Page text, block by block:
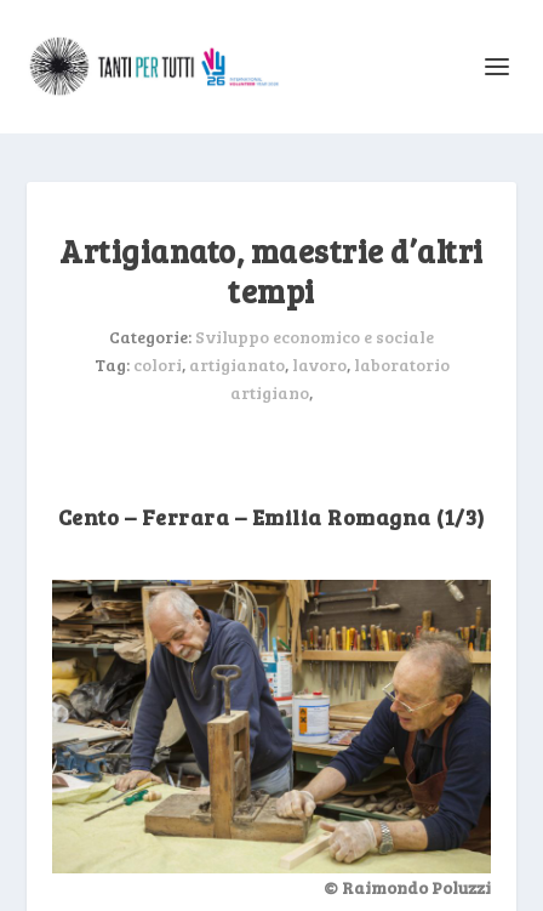
Artigianato, maestrie d’altri
tempi
Categorie: Sviluppo economico e sociale
Tag: colori, artigianato, lavoro, laboratorio
artigiano,
Cento – Ferrara – Emilia Romagna (1/3)
© Raimondo Poluzzi